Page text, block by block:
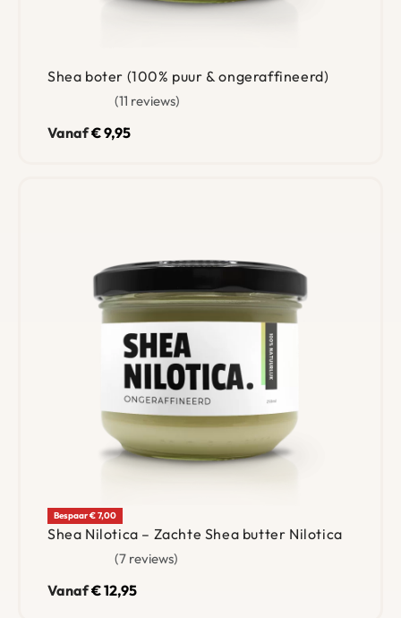
Shea boter (100% puur & ongeraffineerd)
11 reviews
Vanaf€9,95
Bespaar € 7,00
Shea Nilotica – Zachte Shea butter Nilotica
7 reviews
Vanaf€12,95